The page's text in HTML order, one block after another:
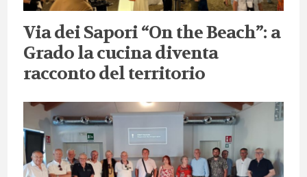
Via dei Sapori “On the Beach”: a
Grado la cucina diventa
racconto del territorio